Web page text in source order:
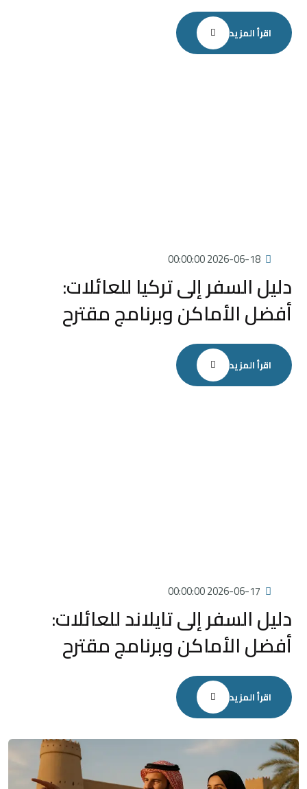
اقرأ المزيد
2026-06-18 00:00:00
دليل السفر إلى تركيا للعائلات:
أفضل الأماكن وبرنامج مقترح
اقرأ المزيد
2026-06-17 00:00:00
دليل السفر إلى تايلاند للعائلات:
أفضل الأماكن وبرنامج مقترح
اقرأ المزيد